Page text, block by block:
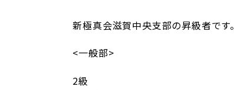
新極真会滋賀中央支部の昇級者です。
<一般部>
2級